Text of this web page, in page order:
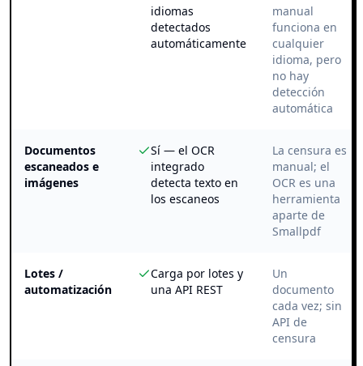
idiomas
detectados
automáticamente
manual
funciona en
cualquier
idioma, pero
no hay
detección
automática
Documentos
escaneados e
imágenes
Sí — el OCR
integrado
detecta texto en
los escaneos
La censura es
manual; el
OCR es una
herramienta
aparte de
Smallpdf
Lotes /
automatización
Carga por lotes y
una API REST
Un
documento
cada vez; sin
API de
censura